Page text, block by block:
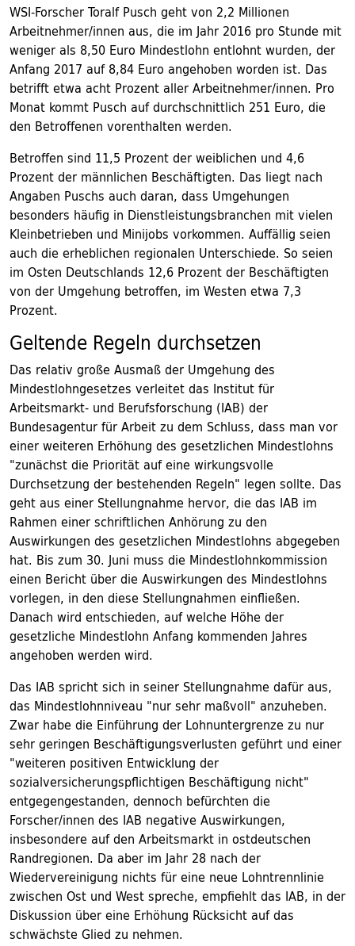
WSI-Forscher Toralf Pusch geht von 2,2 Millionen
Arbeitnehmer/innen aus, die im Jahr 2016 pro Stunde mit
weniger als 8,50 Euro Mindestlohn entlohnt wurden, der
Anfang 2017 auf 8,84 Euro angehoben worden ist. Das
betrifft etwa acht Prozent aller Arbeitnehmer/innen. Pro
Monat kommt Pusch auf durchschnittlich 251 Euro, die
den Betroffenen vorenthalten werden.
Betroffen sind 11,5 Prozent der weiblichen und 4,6
Prozent der männlichen Beschäftigten. Das liegt nach
Angaben Puschs auch daran, dass Umgehungen
besonders häufig in Dienstleistungsbranchen mit vielen
Kleinbetrieben und Minijobs vorkommen. Auffällig seien
auch die erheblichen regionalen Unterschiede. So seien
im Osten Deutschlands 12,6 Prozent der Beschäftigten
von der Umgehung betroffen, im Westen etwa 7,3
Prozent.
Geltende Regeln durchsetzen
Das relativ große Ausmaß der Umgehung des
Mindestlohngesetzes verleitet das Institut für
Arbeitsmarkt- und Berufsforschung (IAB) der
Bundesagentur für Arbeit zu dem Schluss, dass man vor
einer weiteren Erhöhung des gesetzlichen Mindestlohns
"zunächst die Priorität auf eine wirkungsvolle
Durchsetzung der bestehenden Regeln" legen sollte. Das
geht aus einer Stellungnahme hervor, die das IAB im
Rahmen einer schriftlichen Anhörung zu den
Auswirkungen des gesetzlichen Mindestlohns abgegeben
hat. Bis zum 30. Juni muss die Mindestlohnkommission
einen Bericht über die Auswirkungen des Mindestlohns
vorlegen, in den diese Stellungnahmen einfließen.
Danach wird entschieden, auf welche Höhe der
gesetzliche Mindestlohn Anfang kommenden Jahres
angehoben werden wird.
Das IAB spricht sich in seiner Stellungnahme dafür aus,
das Mindestlohnniveau "nur sehr maßvoll" anzuheben.
Zwar habe die Einführung der Lohnuntergrenze zu nur
sehr geringen Beschäftigungsverlusten geführt und einer
"weiteren positiven Entwicklung der
sozialversicherungspflichtigen Beschäftigung nicht"
entgegengestanden, dennoch befürchten die
Forscher/innen des IAB negative Auswirkungen,
insbesondere auf den Arbeitsmarkt in ostdeutschen
Randregionen. Da aber im Jahr 28 nach der
Wiedervereinigung nichts für eine neue Lohntrennlinie
zwischen Ost und West spreche, empfiehlt das IAB, in der
Diskussion über eine Erhöhung Rücksicht auf das
schwächste Glied zu nehmen.